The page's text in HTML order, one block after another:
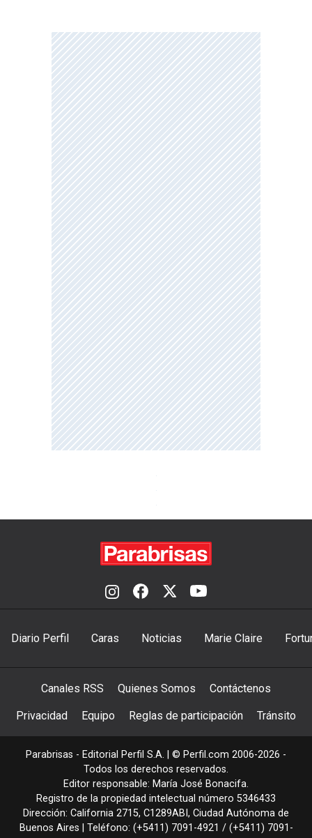
Diario Perfil Caras Noticias Marie Claire
Canales RSS Quienes Somos Contáctenos
Privacidad Equipo Reglas de participación Tránsito
Parabrisas - Editorial Perfil S.A. | © Perfil.com 2006-2026 -
Todos los derechos reservados.
Editor responsable: María José Bonacifa.
Registro de la propiedad intelectual número 5346433
Dirección: California 2715, C1289ABI , Ciudad Autónoma de
Buenos Aires | Teléfono: (+5411) 7091-4921 / (+5411) 7091-